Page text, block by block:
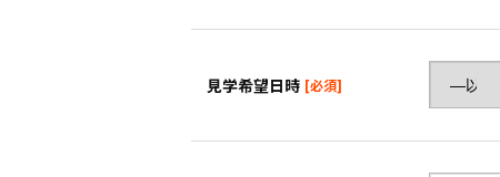
見学希望日時